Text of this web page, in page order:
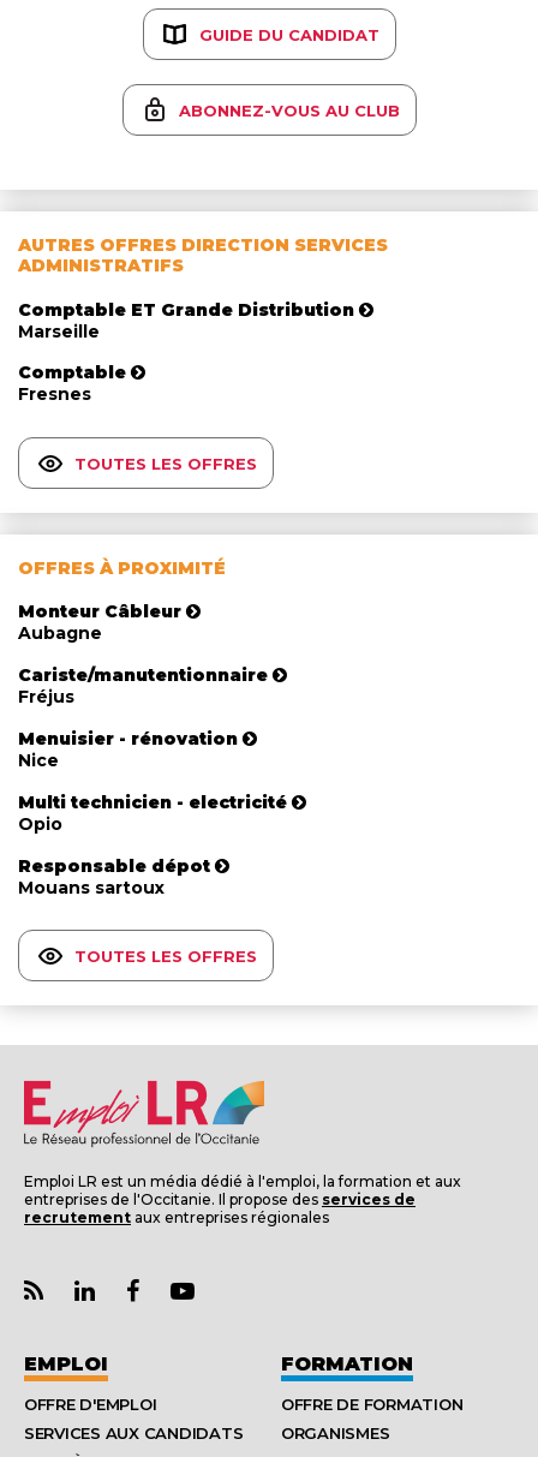
GUIDE DU CANDIDAT
ABONNEZ-VOUS AU CLUB
AUTRES OFFRES DIRECTION SERVICES
ADMINISTRATIFS
Comptable ET Grande Distribution
Marseille
Comptable
Fresnes
TOUTES LES OFFRES
OFFRES À PROXIMITÉ
Monteur Câbleur
Aubagne
Cariste/manutentionnaire
Fréjus
Menuisier - rénovation
Nice
Multi technicien - electricité
Opio
Responsable dépot
Mouans sartoux
TOUTES LES OFFRES
Emploi LR est un média dédié à l'emploi, la formation et aux
entreprises de l'Occitanie. Il propose des services de
recrutement aux entreprises régionales
EMPLOI
OFFRE D'EMPLOI
SERVICES AUX CANDIDATS
FORMATION
OFFRE DE FORMATION
ORGANISMES